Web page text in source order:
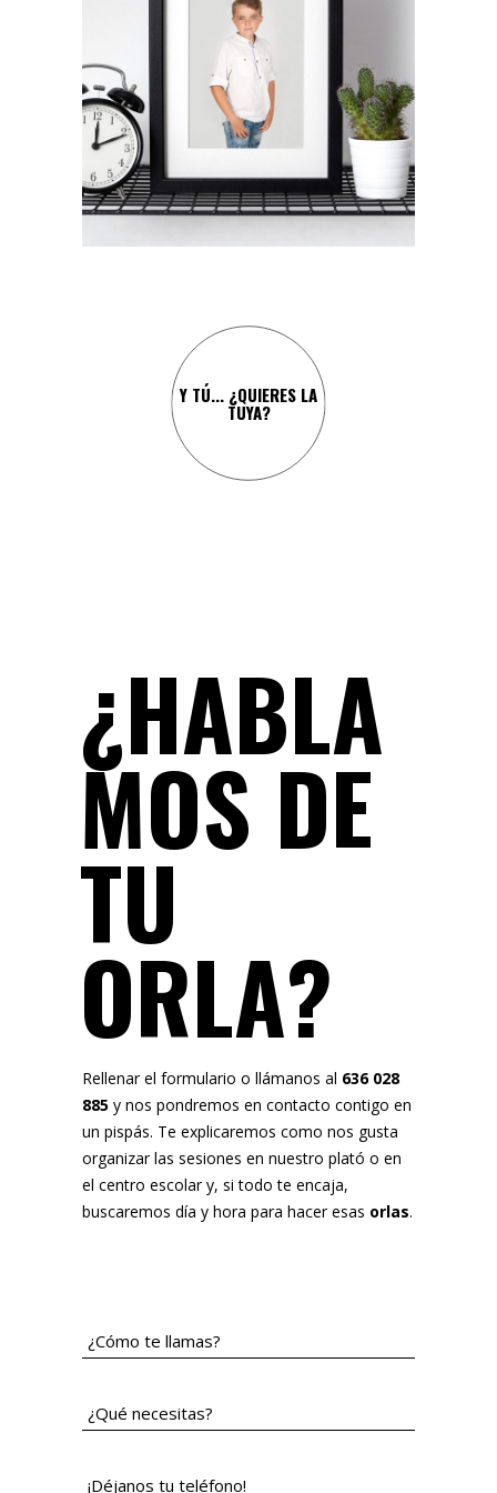
¡Y CARLOS NO IBA A SER
MENOS!
Y TÚ... ¿QUIERES LA
TUYA?
¿HABLA
MOS DE
TU
ORLA?
Rellenar el formulario o llámanos al 636 028
885 y nos pondremos en contacto contigo en
un pispás. Te explicaremos como nos gusta
organizar las sesiones en nuestro plató o en
el centro escolar y, si todo te encaja,
buscaremos día y hora para hacer esas orlas.